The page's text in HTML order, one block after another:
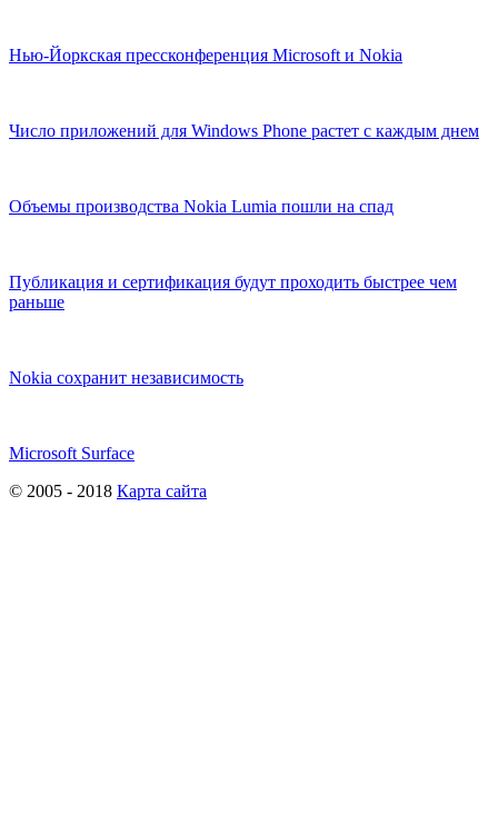
Нью-Йоркская прессконференция Microsoft и Nokia
Число приложений для Windows Phone растет с каждым днем
Объемы производства Nokia Lumia пошли на спад
Публикация и сертификация будут проходить быстрее чем
раньше
Nokia сохранит независимость
Microsoft Surface
© 2005 - 2018 Карта сайта